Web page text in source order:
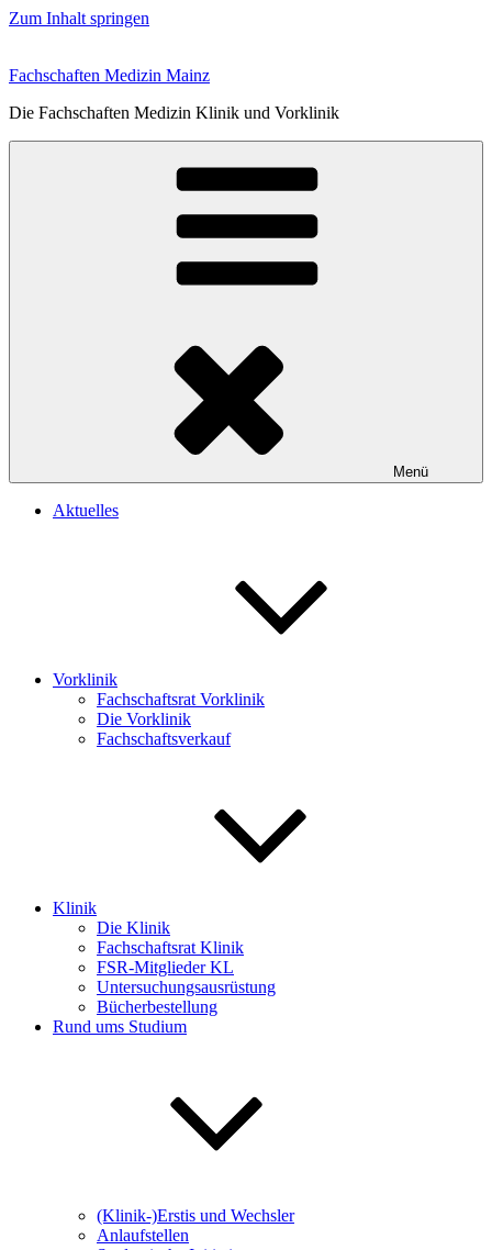
Zum Inhalt springen
Fachschaften Medizin Mainz
Die Fachschaften Medizin Klinik und Vorklinik
Menü
Aktuelles
Vorklinik
Fachschaftsrat Vorklinik
Die Vorklinik
Fachschaftsverkauf
Klinik
Die Klinik
Fachschaftsrat Klinik
FSR-Mitglieder KL
Untersuchungsausrüstung
Bücherbestellung
Rund ums Studium
(Klinik-)Erstis und Wechsler
Anlaufstellen